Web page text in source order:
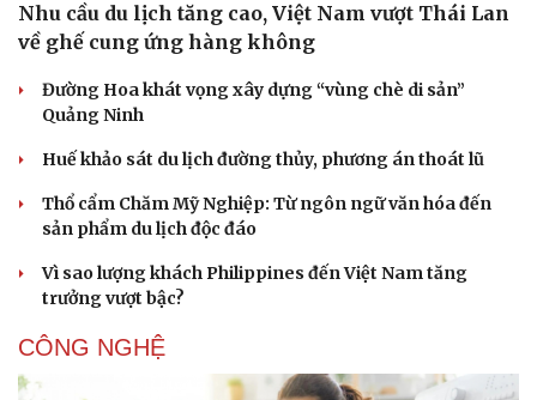
Nhu cầu du lịch tăng cao, Việt Nam vượt Thái Lan
về ghế cung ứng hàng không
Đường Hoa khát vọng xây dựng “vùng chè di sản”
Quảng Ninh
Huế khảo sát du lịch đường thủy, phương án thoát lũ
Thổ cẩm Chăm Mỹ Nghiệp: Từ ngôn ngữ văn hóa đến
sản phẩm du lịch độc đáo
Vì sao lượng khách Philippines đến Việt Nam tăng
trưởng vượt bậc?
CÔNG NGHỆ